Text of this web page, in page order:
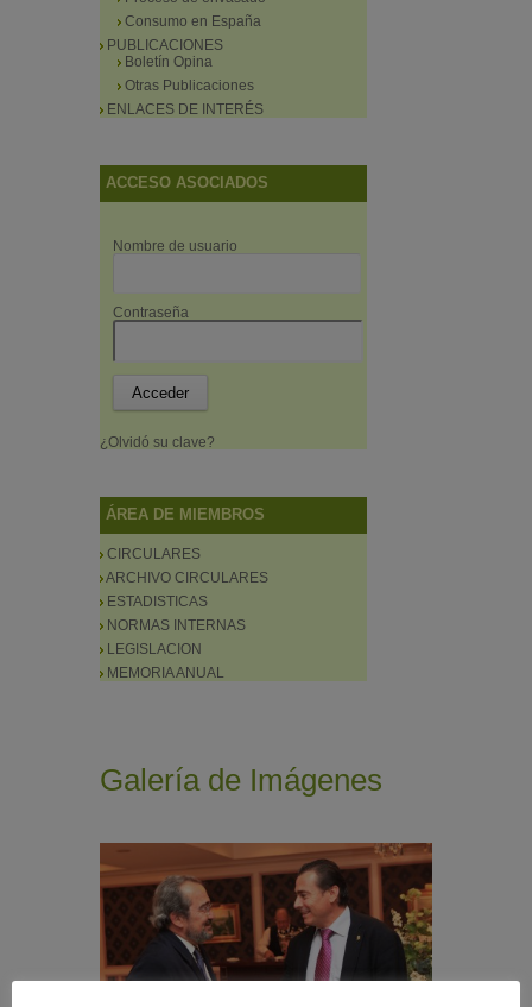
Consumo en España
PUBLICACIONES
Boletín Opina
Otras Publicaciones
ENLACES DE INTERÉS
ACCESO ASOCIADOS
Nombre de usuario
Contraseña
¿Olvidó su clave?
ÁREA DE MIEMBROS
CIRCULARES
ARCHIVO CIRCULARES
ESTADISTICAS
NORMAS INTERNAS
LEGISLACION
MEMORIA ANUAL
Galería de Imágenes